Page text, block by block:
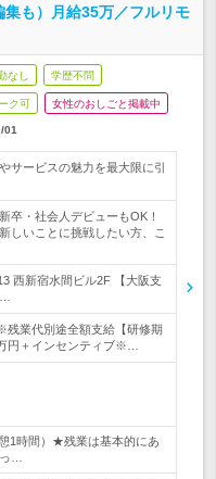
集も）月給35万／フルリモ
なし 学歴不問
ク可 女性のおしごと掲載中
01
サービスの魅力を最大限に引
卒・社会人デビューもOK！
しいことに挑戦したい方、こ
西新宿水間ビル2F 【大阪支
業代別途全額支給【研修期
円＋インセンティブ※…
1時間）★残業は基本的にあ
…